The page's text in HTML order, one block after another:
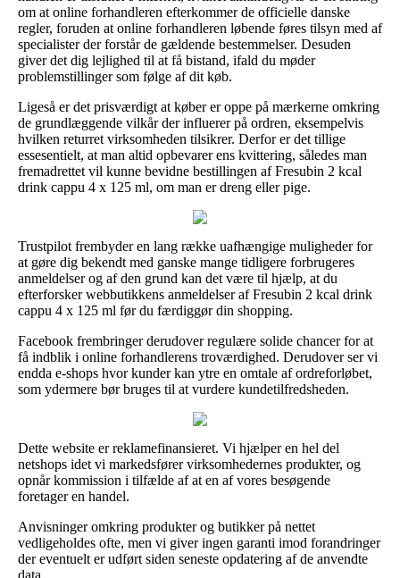
om at online forhandleren efterkommer de officielle danske
regler, foruden at online forhandleren løbende føres tilsyn med af
specialister der forstår de gældende bestemmelser. Desuden
giver det dig lejlighed til at få bistand, ifald du møder
problemstillinger som følge af dit køb.
Ligeså er det prisværdigt at køber er oppe på mærkerne omkring
de grundlæggende vilkår der influerer på ordren, eksempelvis
hvilken returret virksomheden tilsikrer. Derfor er det tillige
essesentielt, at man altid opbevarer ens kvittering, således man
fremadrettet vil kunne bevidne bestillingen af Fresubin 2 kcal
drink cappu 4 x 125 ml, om man er dreng eller pige.
Trustpilot frembyder en lang række uafhængige muligheder for
at gøre dig bekendt med ganske mange tidligere forbrugeres
anmeldelser og af den grund kan det være til hjælp, at du
efterforsker webbutikkens anmeldelser af Fresubin 2 kcal drink
cappu 4 x 125 ml før du færdiggør din shopping.
Facebook frembringer derudover regulære solide chancer for at
få indblik i online forhandlerens troværdighed. Derudover ser vi
endda e-shops hvor kunder kan ytre en omtale af ordreforløbet,
som ydermere bør bruges til at vurdere kundetilfredsheden.
Dette website er reklamefinansieret. Vi hjælper en hel del
netshops idet vi markedsfører virksomhedernes produkter, og
opnår kommission i tilfælde af at en af vores besøgende
foretager en handel.
Anvisninger omkring produkter og butikker på nettet
vedligeholdes ofte, men vi giver ingen garanti imod forandringer
der eventuelt er udført siden seneste opdatering af de anvendte
data.